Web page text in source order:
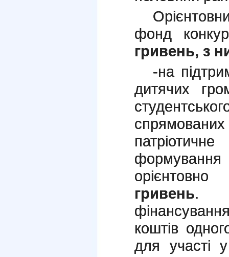
фонд
гривень, з
-на
дитячих
формування
гривень.
коштів
для участі